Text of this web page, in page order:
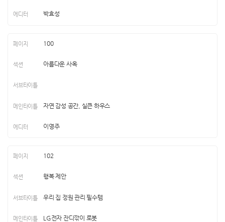
박효성
100
아름다운 사옥
자연 감성 공간, 실큰 하우스
이영주
102
행복 제안
우리 집 정원 관리 필수템
LG전자 잔디깎이 로봇